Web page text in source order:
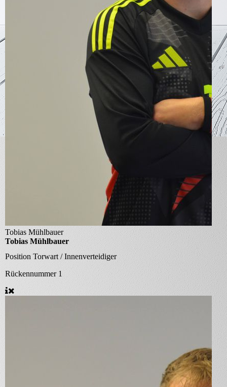
Tobias Mühlbauer
Tobias Mühlbauer
Position Torwart / Innenverteidiger
Rückennummer 1